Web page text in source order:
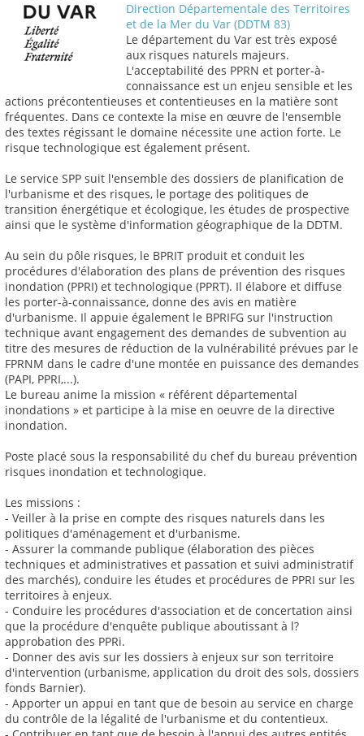
Direction Départementale des Territoires
et de la Mer du Var (DDTM 83)
Le département du Var est très exposé
aux risques naturels majeurs.
L'acceptabilité des PPRN et porter-à-
connaissance est un enjeu sensible et les
actions précontentieuses et contentieuses en la matière sont
fréquentes. Dans ce contexte la mise en œuvre de l'ensemble
des textes régissant le domaine nécessite une action forte. Le
risque technologique est également présent.
Le service SPP suit l'ensemble des dossiers de planification de
l'urbanisme et des risques, le portage des politiques de
transition énergétique et écologique, les études de prospective
ainsi que le système d'information géographique de la DDTM.
Au sein du pôle risques, le BPRIT produit et conduit les
procédures d'élaboration des plans de prévention des risques
inondation (PPRI) et technologique (PPRT). Il élabore et diffuse
les porter-à-connaissance, donne des avis en matière
d'urbanisme. Il appuie également le BPRIFG sur l'instruction
technique avant engagement des demandes de subvention au
titre des mesures de réduction de la vulnérabilité prévues par le
FPRNM dans le cadre d'une montée en puissance des demandes
(PAPI, PPRI,...).
Le bureau anime la mission « référent départemental
inondations » et participe à la mise en oeuvre de la directive
inondation.
Poste placé sous la responsabilité du chef du bureau prévention
risques inondation et technologique.
Les missions :
- Veiller à la prise en compte des risques naturels dans les
politiques d'aménagement et d'urbanisme.
- Assurer la commande publique (élaboration des pièces
techniques et administratives et passation et suivi administratif
des marchés), conduire les études et procédures de PPRI sur les
territoires à enjeux.
- Conduire les procédures d'association et de concertation ainsi
que la procédure d'enquête publique aboutissant à l?
approbation des PPRi.
- Donner des avis sur les dossiers à enjeux sur son territoire
d'intervention (urbanisme, application du droit des sols, dossiers
fonds Barnier).
- Apporter un appui en tant que de besoin au service en charge
du contrôle de la légalité de l'urbanisme et du contentieux.